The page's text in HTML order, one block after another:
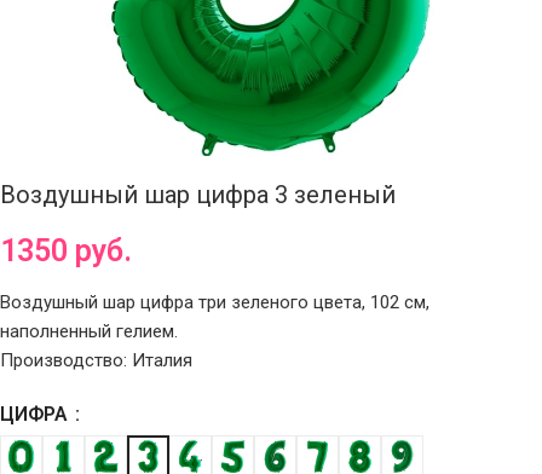
Воздушный шар цифра 3 зеленый
1350 руб.
Воздушный шар цифра три зеленого цвета, 102 см,
наполненный гелием.
Производство: Италия
ЦИФРА